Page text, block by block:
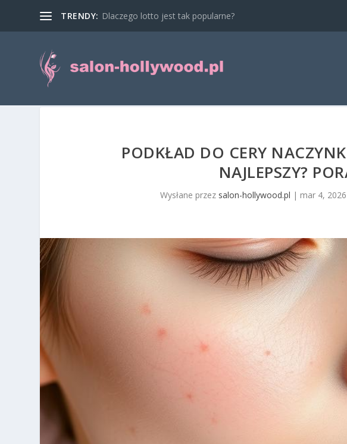
TRENDY: Dlaczego lotto jest tak popularne?
PODKŁAD DO CERY
NAJLEPSZY?
Wysłane przez salon-hollywood.pl | mar 4, 2026